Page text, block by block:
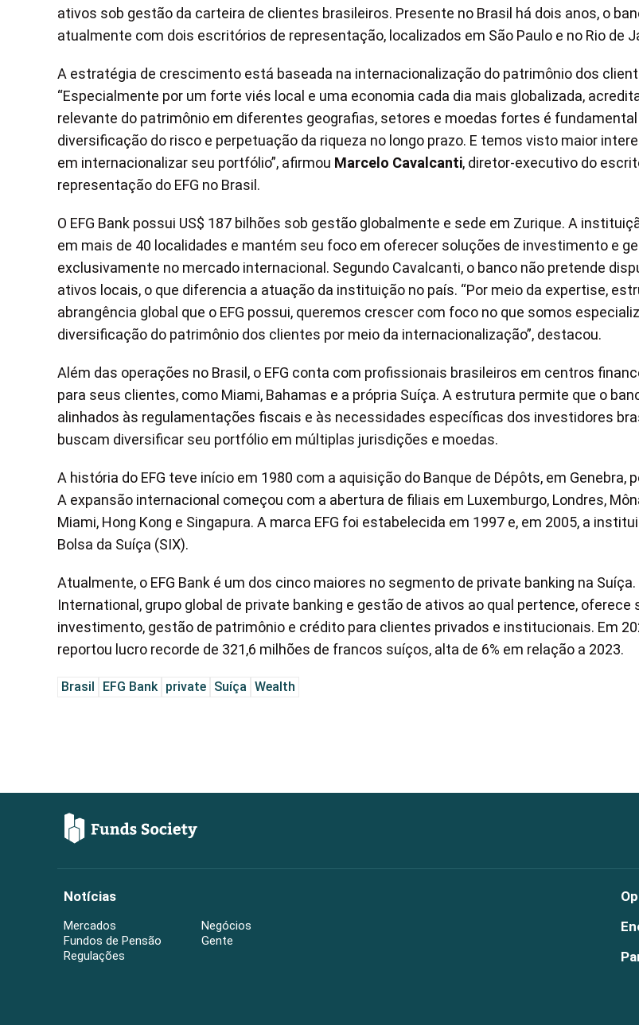
ativos sob gestão da carteira de clientes brasileiros. Presente no Brasil há dois anos, o
atualmente com dois escritórios de representação, localizados em São Paulo e no Rio de
A estratégia de crescimento está baseada na internacionalização do patrimônio dos
“Especialmente por um forte viés local e uma economia cada dia mais globalizada,
relevante do patrimônio em diferentes geografias, setores e moedas fortes é fundamental
diversificação do risco e perpetuação da riqueza no longo prazo. E temos visto maior
em internacionalizar seu portfólio”, afirmou Marcelo Cavalcanti, diretor-executivo do
representação do EFG no Brasil.
O EFG Bank possui US$ 187 bilhões sob gestão globalmente e sede em Zurique. A
em mais de 40 localidades e mantém seu foco em oferecer soluções de investimento e
exclusivamente no mercado internacional. Segundo Cavalcanti, o banco não pretende
ativos locais, o que diferencia a atuação da instituição no país. “Por meio da expertise,
abrangência global que o EFG possui, queremos crescer com foco no que somos
diversificação do patrimônio dos clientes por meio da internacionalização”, destacou.
Além das operações no Brasil, o EFG conta com profissionais brasileiros em centros
para seus clientes, como Miami, Bahamas e a própria Suíça. A estrutura permite que o
alinhados às regulamentações fiscais e às necessidades específicas dos investidores
buscam diversificar seu portfólio em múltiplas jurisdições e moedas.
A história do EFG teve início em 1980 com a aquisição do Banque de Dépôts, em Genebra,
A expansão internacional começou com a abertura de filiais em Luxemburgo, Londres,
Miami, Hong Kong e Singapura. A marca EFG foi estabelecida em 1997 e, em 2005, a
Bolsa da Suíça (SIX).
Atualmente, o EFG Bank é um dos cinco maiores no segmento de private banking na Suíça.
International, grupo global de private banking e gestão de ativos ao qual pertence, oferece
investimento, gestão de patrimônio e crédito para clientes privados e institucionais. Em
reportou lucro recorde de 321,6 milhões de francos suíços, alta de 6% em relação a 2023.
Brasil EFG Bank private Suíça Wealth
Notícias
Mercados
Negócios
Fundos de Pensão
Gente
Regulações